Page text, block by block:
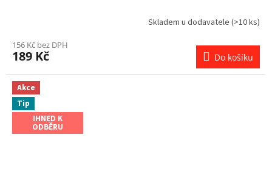
Skladem u dodavatele (>10 ks)
156 Kč bez DPH
189 Kč Do košíku
Akce
Tip
IHNED K
ODBĚRU